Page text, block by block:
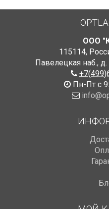
ООО
115114,
Павелецкая наб., д.
Пн-Пт с